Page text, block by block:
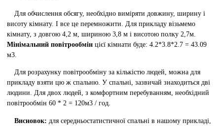
Для обчислення обсягу, необхідно виміряти довжину, ширину і
висоту кімнату. І все це перемножити. Для прикладу візьмемо
кімнату, з довгою 4,2 м, шириною 3,8 м і висотою полку 2,7м.
Мінімальний повітрообмінцієї кімнати буде: 4.2*3.8*2.7 = 43.09
м3.
Для розрахунку повітрообміну за кількістю людей, можна для
прикладу взяти цю ж спальню. У спальні, зазвичай знаходиться дві
людини. Для двох людей, з комфортним перебуванням, необхідний
повітрообмін 60 * 2 = 120м3 / год.
Висновок: для середньостатистичної спальні в нашому прикладі,